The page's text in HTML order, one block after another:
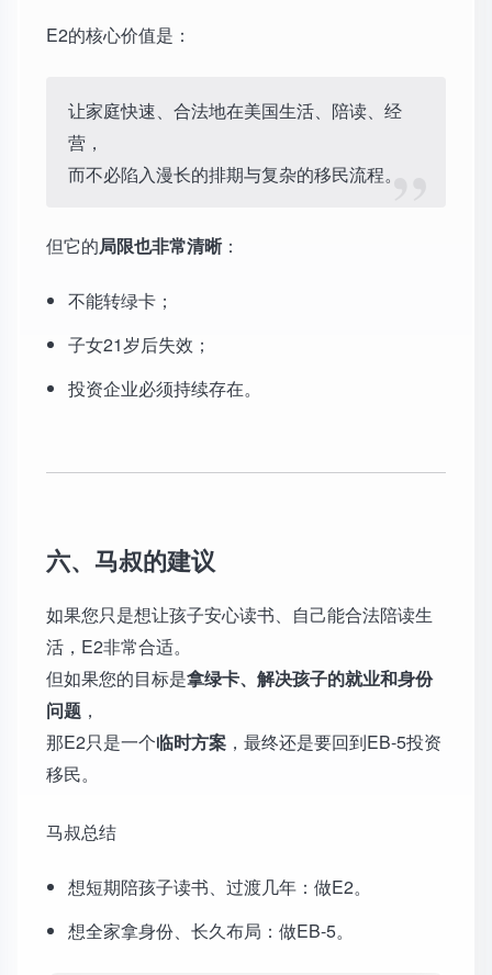
E2的核心价值是：
让家庭快速、合法地在美国生活、陪读、经
营，
而不必陷入漫长的排期与复杂的移民流程。
但它的局限也非常清晰：
不能转绿卡；
子女21岁后失效；
投资企业必须持续存在。
六、马叔的建议
如果您只是想让孩子安心读书、自己能合法陪读生
活，E2非常合适。
但如果您的目标是拿绿卡、解决孩子的就业和身份
问题 ，
那E2只是一个临时方案 ，最终还是要回到EB-5投资
移民。
马叔总结
想短期陪孩子读书、过渡几年：做E2。
想全家拿身份、长久布局：做EB-5。